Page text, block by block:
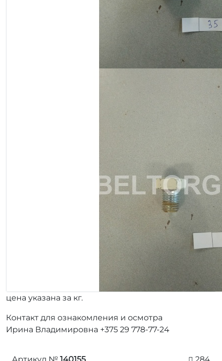
цена указана за кг.
Контакт для ознакомления и осмотра
Ирина Владимировна +375 29 778-77-24